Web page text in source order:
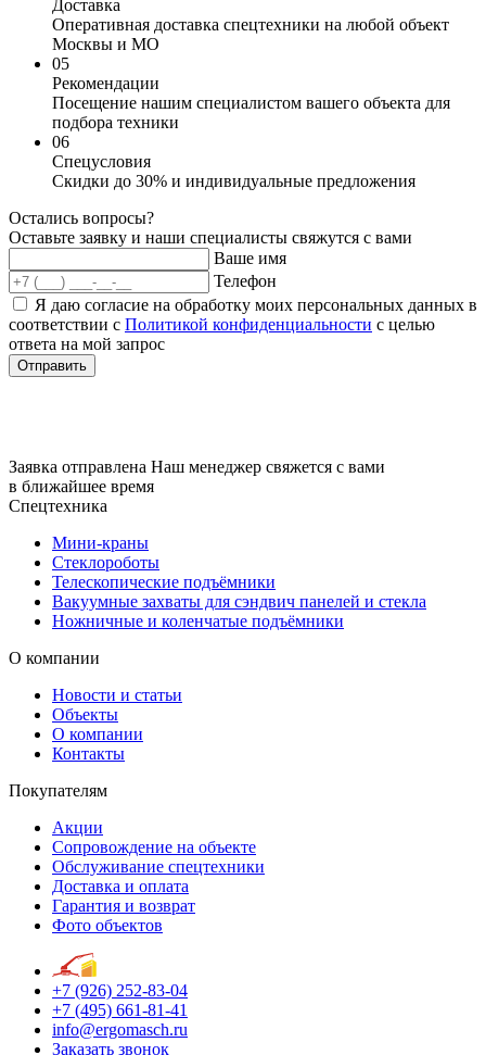
Доставка
Оперативная доставка спецтехники на любой объект
Москвы и МО
05
Рекомендации
Посещение нашим специалистом вашего объекта для
подбора техники
06
Спецусловия
Скидки до 30% и индивидуальные предложения
Остались вопросы?
Оставьте заявку и наши специалисты свяжутся с вами
Ваше имя
Телефон
Я даю согласие на обработку моих персональных данных в
соответствии с Политикой конфиденциальности с целью
ответа на мой запрос
Отправить
Заявка отправлена Наш менеджер свяжется с вами
в ближайшее время
Спецтехника
Мини-краны
Стеклороботы
Телескопические подъёмники
Вакуумные захваты для сэндвич панелей и стекла
Ножничные и коленчатые подъёмники
О компании
Новости и статьи
Объекты
О компании
Контакты
Покупателям
Акции
Сопровождение на объекте
Обслуживание спецтехники
Доставка и оплата
Гарантия и возврат
Фото объектов
+7 (926) 252-83-04
+7 (495) 661-81-41
info@ergomasch.ru
Заказать звонок